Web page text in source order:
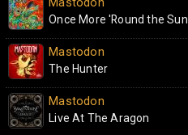
Once More 'Round the Sun
Mastodon
The Hunter
Mastodon
Live At The Aragon